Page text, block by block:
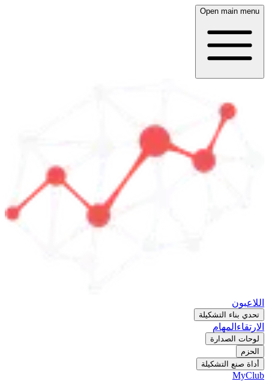
Open main menu
اللاعبون
تحدي بناء التشكيلة
الارتقاء المهام
لوحات الصدارة
الحزم
أداة صنع التشكيلة
MyClub